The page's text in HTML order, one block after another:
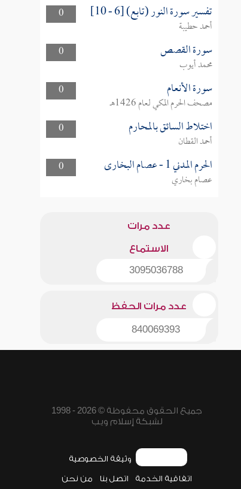
0
تفسير سورة النور (تابع) [6 - 10]
أحمد حطيبة
0
سورة القصص
محمد أيوب
0
سورة الأنعام
مصحف الحرم المكي لعام 1426هـ
0
اختلاط السائق بالمحارم
أحمد القطان
0
الحرم المدني 1 - عصام البخارى
عصام بخاري
عدد مرات
الاستماع
3095036788
عدد مرات الحفظ
840069393
جميع الحقوق محفوظة © 2026 - 1998
لشبكة إسلام ويب
وثيقة الخصوصية
اتفاقية الخدمة اتصل بنا من نحن